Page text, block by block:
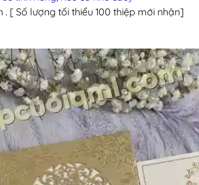
[ Số lượng tối thiểu 100 thiệp mới nhận]